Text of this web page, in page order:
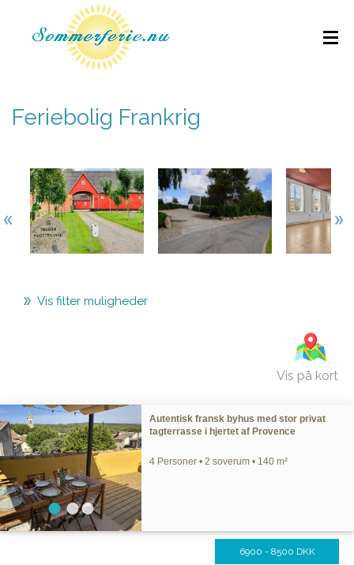
Feriebolig Frankrig
Vis filter muligheder
Vis på kort
Autentisk fransk byhus med stor privat
tagterrasse i hjertet af Provence
4 Personer • 2 soverum • 140 m²
6900 - 8500 DKK